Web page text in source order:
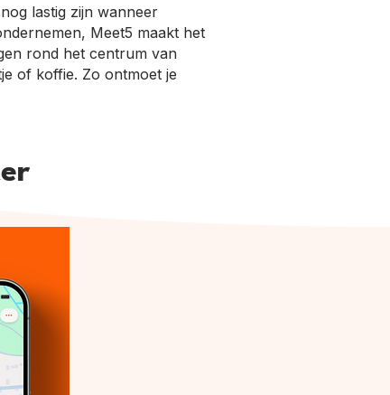
lastig zijn wanneer
Meet5 maakt het
rond het centrum van
of koffie. Zo ontmoet je